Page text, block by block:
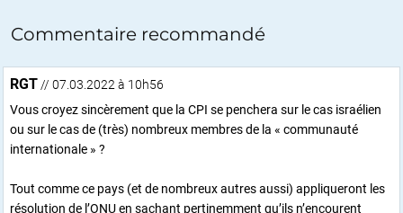
Commentaire recommandé
RGT // 07.03.2022 à 10h56
Vous croyez sincèrement que la CPI se penchera sur le cas israélien
ou sur le cas de (très) nombreux membres de la « communauté
internationale » ?
Tout comme ce pays (et de nombreux autres aussi) appliqueront les
résolution de l’ONU en sachant pertinemment qu’ils n’encourent